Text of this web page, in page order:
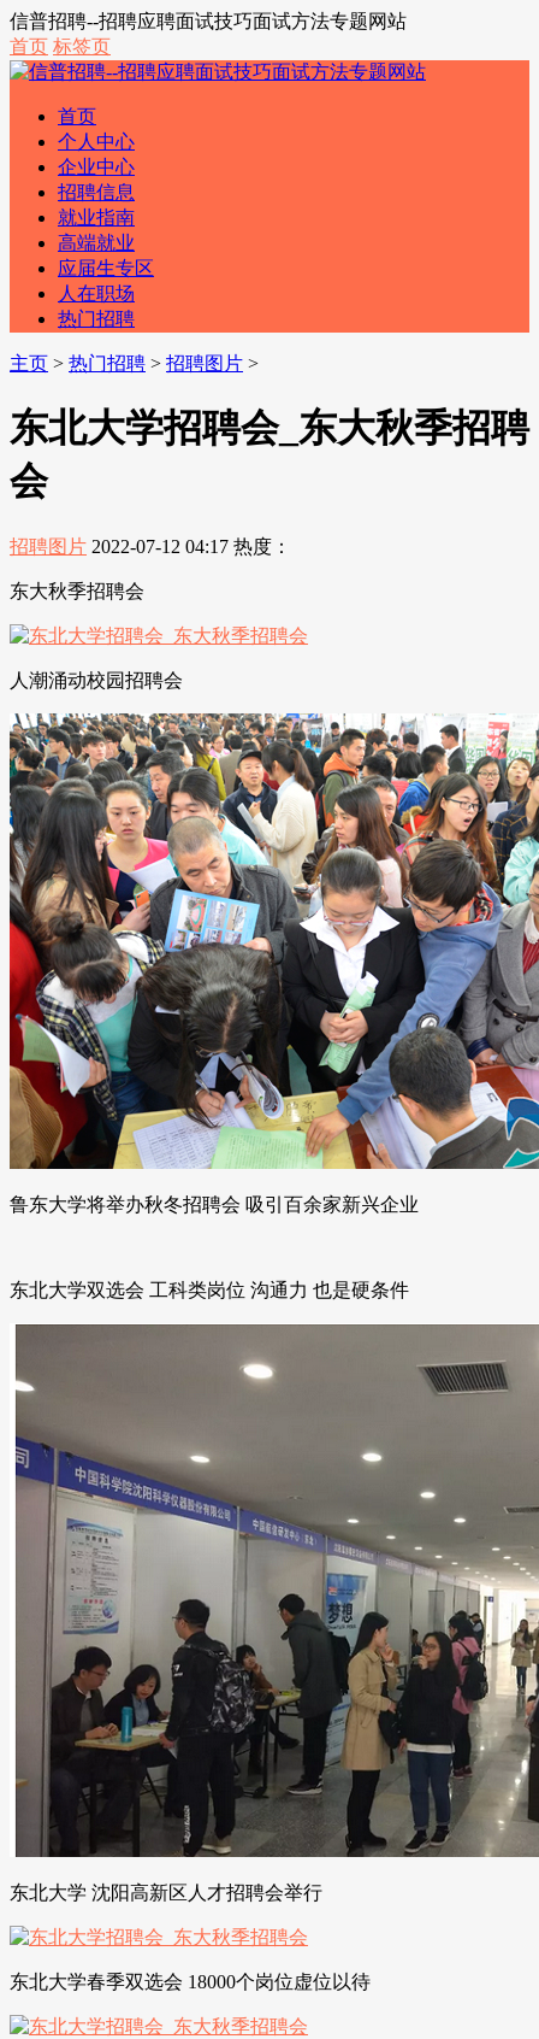
信普招聘--招聘应聘面试技巧面试方法专题网站
首页 标签页
首页
个人中心
企业中心
招聘信息
就业指南
高端就业
应届生专区
人在职场
热门招聘
主页 > 热门招聘 > 招聘图片 >
东北大学招聘会_东大秋季招聘
会
招聘图片 2022-07-12 04:17 热度：
东大秋季招聘会
人潮涌动校园招聘会
鲁东大学将举办秋冬招聘会 吸引百余家新兴企业
东北大学双选会 工科类岗位 沟通力 也是硬条件
东北大学 沈阳高新区人才招聘会举行
东北大学春季双选会 18000个岗位虚位以待